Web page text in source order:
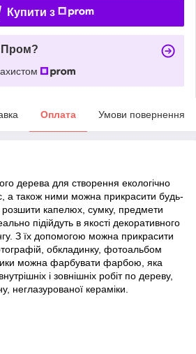
Купити з
Пром?
Оплата Умови повернення
дерева для створення екологічно
а також ними можна прикрасити будь-
капелюх, сумку, предмети
підійдуть в якості декоративного
З їх допомогою можна прикрасити
обкладинку, фотоальбом
можна фарбувати фарбою, яка
і зовнішніх робіт по дереву,
неглазурованої кераміки.